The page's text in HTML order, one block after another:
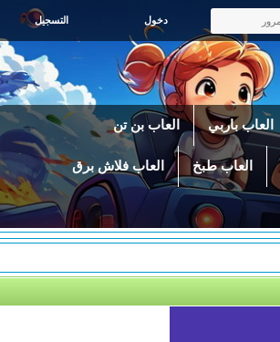
التسجيل
العاب باربي العاب بن تن
العاب طبخ العاب فلاش برق